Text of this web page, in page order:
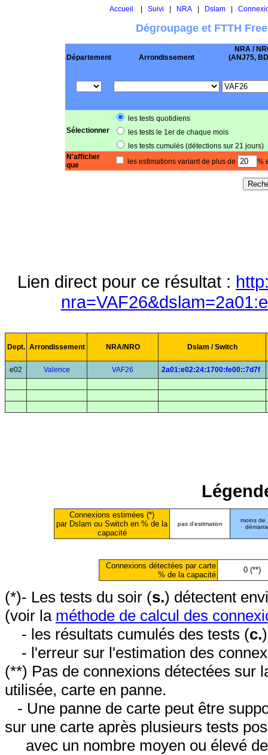
Accueil Suivi NRA| Dslam|
Dégroupage et FTTH
Département Arrondissement
NRA /
(ANJ75,
Sélectionner
les tests quotidiens
les tests le 1er de chaque mois
les tests cumulés (détections sur 21 jours)
N'afficher
que
les estimations variant de plus de %
Lien direct pour ce résultat :
Dept. Arrondissement NRA/NRO Dslam / Switch
e02 Valence VAF26 2a01:e02:24:1700:fe00::7d7f
Connexions estimées (*)
par Dslam ou Switch en % de la
capacité
pas d'estimation
moins de
Connexions détectées par carte
% de la capacité
0 (**)
(*)- Les tests du soir (s.) détectent
(voir la méthode de calcul des
- les résultats cumulés des tests (c.
- l'erreur sur l'estimation des
(**) Pas de connexions détectées sur
utilisée, carte en panne.
- Une panne de carte peut être
sur une carte après plusieurs tests
avec un nombre moyen ou élevé